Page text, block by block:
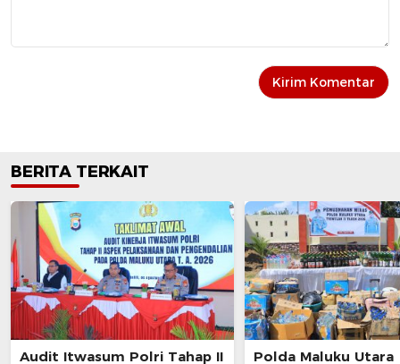
BERITA TERKAIT
Audit Itwasum Polri Tahap II Polda Maluku Utara